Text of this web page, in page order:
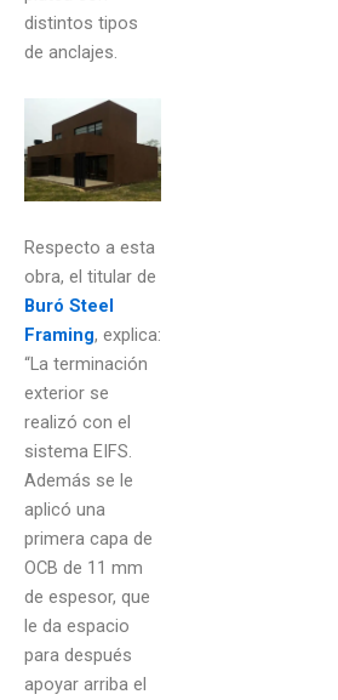
distintos tipos
de anclajes.
Respecto a esta
obra, el titular de
Buró Steel
Framing, explica:
“La terminación
exterior se
realizó con el
sistema EIFS.
Además se le
aplicó una
primera capa de
OCB de 11 mm
de espesor, que
le da espacio
para después
apoyar arriba el